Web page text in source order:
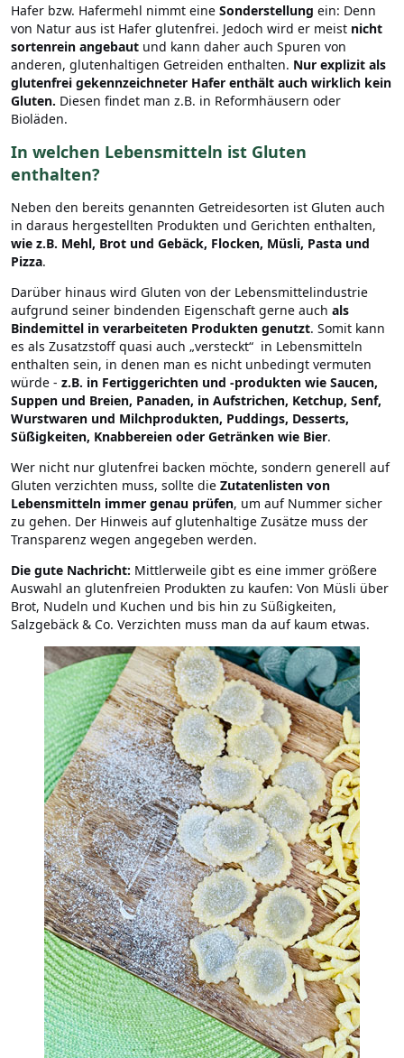
Hafer bzw. Hafermehl nimmt eine Sonderstellung ein: Denn
von Natur aus ist Hafer glutenfrei. Jedoch wird er meist nicht
sortenrein angebaut und kann daher auch Spuren von
anderen, glutenhaltigen Getreiden enthalten. Nur explizit als
glutenfrei gekennzeichneter Hafer enthält auch wirklich kein
Gluten. Diesen findet man z.B. in Reformhäusern oder
Bioläden.
In welchen Lebensmitteln ist Gluten
enthalten?
Neben den bereits genannten Getreidesorten ist Gluten auch
in daraus hergestellten Produkten und Gerichten enthalten,
wie z.B. Mehl, Brot und Gebäck, Flocken, Müsli, Pasta und
Pizza.
Darüber hinaus wird Gluten von der Lebensmittelindustrie
aufgrund seiner bindenden Eigenschaft gerne auch als
Bindemittel in verarbeiteten Produkten genutzt. Somit kann
es als Zusatzstoff quasi auch „versteckt“ in Lebensmitteln
enthalten sein, in denen man es nicht unbedingt vermuten
würde - z.B. in Fertiggerichten und -produkten wie Saucen,
Suppen und Breien, Panaden, in Aufstrichen, Ketchup, Senf,
Wurstwaren und Milchprodukten, Puddings, Desserts,
Süßigkeiten, Knabbereien oder Getränken wie Bier.
Wer nicht nur glutenfrei backen möchte, sondern generell auf
Gluten verzichten muss, sollte die Zutatenlisten von
Lebensmitteln immer genau prüfen, um auf Nummer sicher
zu gehen. Der Hinweis auf glutenhaltige Zusätze muss der
Transparenz wegen angegeben werden.
Die gute Nachricht: Mittlerweile gibt es eine immer größere
Auswahl an glutenfreien Produkten zu kaufen: Von Müsli über
Brot, Nudeln und Kuchen und bis hin zu Süßigkeiten,
Salzgebäck & Co. Verzichten muss man da auf kaum etwas.